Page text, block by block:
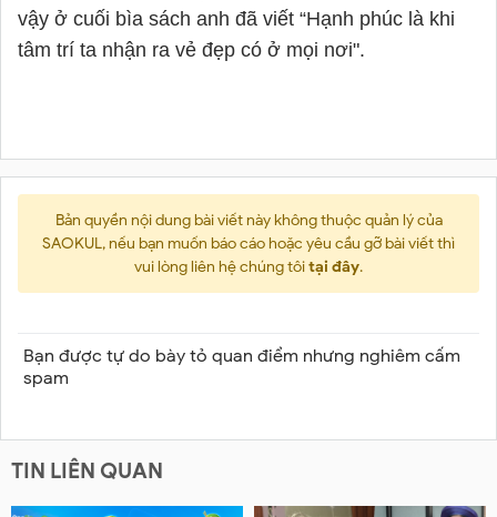
vậy ở cuối bìa sách anh đã viết “Hạnh phúc là khi
tâm trí ta nhận ra vẻ đẹp có ở mọi nơi".
Bản quyền nội dung bài viết này không thuộc quản lý của
SAOKUL, nếu bạn muốn báo cáo hoặc yêu cầu gỡ bài viết thì
vui lòng liên hệ chúng tôitại đây.
Bạn được tự do bày tỏ quan điểm nhưng nghiêm cấm
spam
TIN LIÊN QUAN